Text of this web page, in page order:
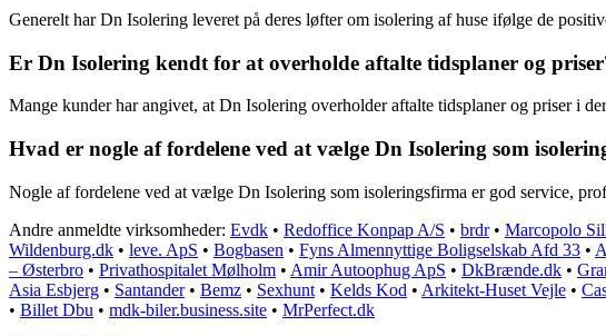
Generelt har Dn Isolering leveret på deres løfter om isolering af huse ifølge de
Er Dn Isolering kendt for at overholde aftalte tidsplaner og
Mange kunder har angivet, at Dn Isolering overholder aftalte tidsplaner og priser i
Hvad er nogle af fordelene ved at vælge Dn Isolering som
Nogle af fordelene ved at vælge Dn Isolering som isoleringsfirma er god service,
Andre anmeldte virksomheder: Evdk • Redoffice Konpap A/S • brdr• Marcopolo
Wildenburg.dk • leve. ApS • Bogbasen • Fyns Almennyttige Boligselskab Afd 33 •
– Østerbro • Privathospitalet Mølholm • Amir Autoophug ApS • DkBrænde.dk •
Asia Esbjerg • Santander• Bemz • Sexhunt • Kelds Kod • Arkitekt-Huset Vejle •
• Billet Dbu • mdk-biler.business.site • MrPerfect.dk